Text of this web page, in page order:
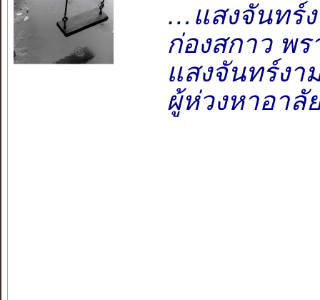
…แสงจันทร์ง
ก่องสกาว พร
แสงจันทร์งา
ผู้ห่วงหาอา